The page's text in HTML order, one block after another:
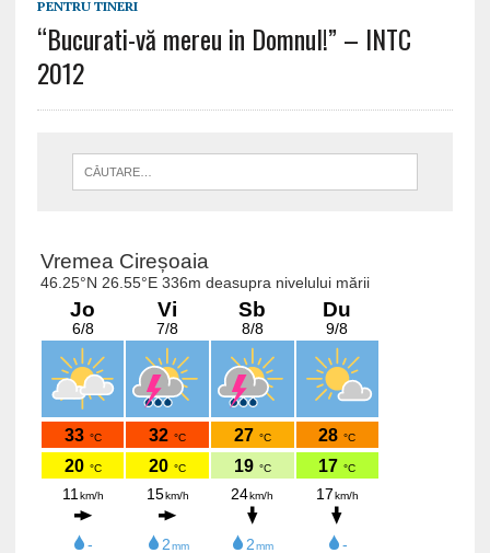
PENTRU TINERI
“Bucurati-vă mereu in Domnul!” – INTC
2012